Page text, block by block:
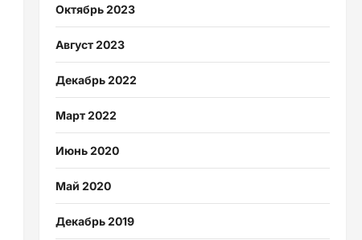
Октябрь 2023
Август 2023
Декабрь 2022
Март 2022
Июнь 2020
Май 2020
Декабрь 2019